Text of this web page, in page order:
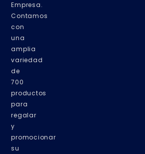
Empresa.
Contamos
con
una
amplia
variedad
de
700
productos
para
regalar
y
promocionar
su